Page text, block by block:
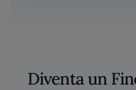
Diventa un